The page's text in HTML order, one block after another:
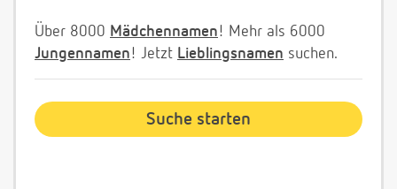
Über 8000 Mädchennamen! Mehr als 6000
Jungennamen! Jetzt Lieblingsnamen suchen.